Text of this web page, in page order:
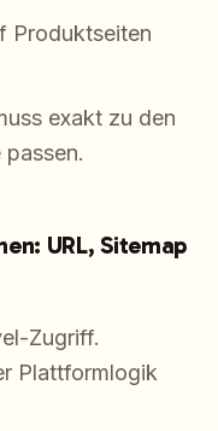
Produktseiten
exakt zu den
URL, Sitemap
Zugriff.
Plattformlogik